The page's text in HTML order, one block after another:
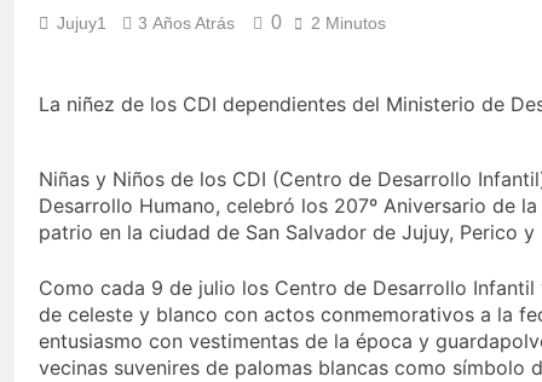
Jujuy1 3 Años Atrás 0 2 Minutos
La niñez de los CDI dependientes del Ministerio de
Niñas y Niños de los CDI (Centro de Desarrollo
Desarrollo Humano, celebró los 207º Aniversario de
patrio en la ciudad de San Salvador de Jujuy, Perico y
Como cada 9 de julio los Centro de Desarrollo
de celeste y blanco con actos conmemorativos a la
entusiasmo con vestimentas de la época y
vecinas suvenires de palomas blancas como símbolo